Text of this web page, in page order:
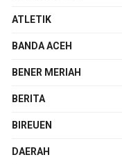
ATLETIK
BANDA ACEH
BENER MERIAH
BERITA
BIREUEN
DAERAH